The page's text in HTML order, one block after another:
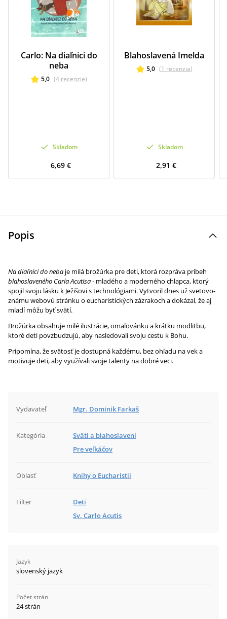
Carlo: Na diaľnici do
neba
5,0 (4 recenzie)
Skladom
6,69 €
Blahoslavená Imelda
5,0 (1 recenzia)
Skladom
2,91 €
Popis
Na diaľnici do neba je milá brožúrka pre deti, ktorá rozpráva príbeh
blahoslaveného Carla Acutisa- mladého a moderného chlapca, ktorý
spojil svoju lásku k Ježišovi s technológiami. Vytvoril dnes už svetovo-
známu webovú stránku o eucharistických zázrakoch a dokázal, že aj
mladí môžu byť svätí.
Brožúrka obsahuje milé ilustrácie, omaľovánku a krátku modlitbu,
ktoré deti povzbudzujú, aby nasledovali svoju cestu k Bohu.
Pripomína, že svätosť je dostupná každému, bez ohľadu na vek a
motivuje deti, aby využívali svoje talenty na dobré veci.
Vydavateľ Mgr. Dominik Farkaš
Kategória
Svätí a blahoslavení
Pre veľkáčov
Oblasť Knihy o Eucharistii
Filter
Deti
Sv. Carlo Acutis
Jazyk
slovenský jazyk
Počet strán
24 strán